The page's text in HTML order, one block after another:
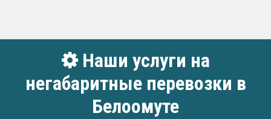
Наши услуги на
негабаритные перевозки в
Белоомуте